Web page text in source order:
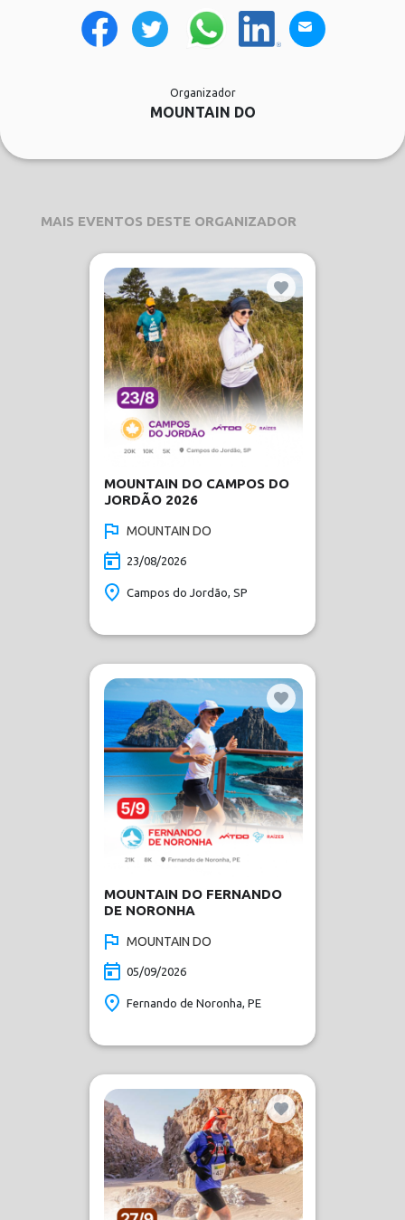
Organizador
MOUNTAIN DO
MAIS EVENTOS DESTE ORGANIZADOR
MOUNTAIN DO CAMPOS DO
JORDÃO 2026
MOUNTAIN DO
23/08/2026
Campos do Jordão, SP
MOUNTAIN DO FERNANDO
DE NORONHA
MOUNTAIN DO
05/09/2026
Fernando de Noronha, PE